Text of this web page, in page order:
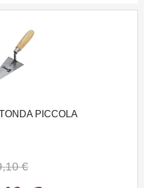
PICCOLA
€